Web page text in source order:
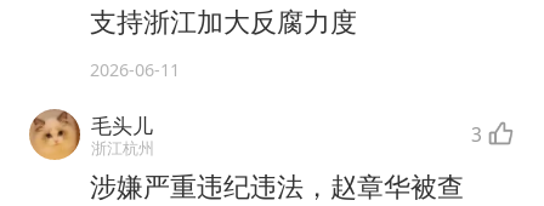
支持浙江加大反腐力度
2026-06-11
毛头儿
浙江杭州 3
涉嫌严重违纪违法，赵章华被查